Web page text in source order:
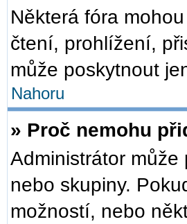
Některá fóra
čtení, prohlížení,
může poskytnout
Nahoru
» Proč nemohu
Administrátor
nebo skupiny.
možností, nebo